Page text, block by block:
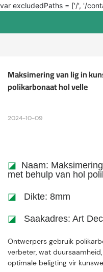
var excludedPaths = ['/', '/
Maksimering van lig in
polikarbonaat hol velle
2024-10-09
◪ Naam:
met behulp van hol
◪ Dikte: 8mm
◪ Saakadres: Art
Ontwerpers gebruik
verbeter, wat
optimale beligting vir